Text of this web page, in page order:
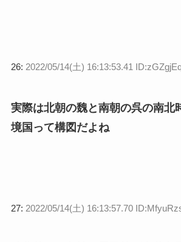
26: 2022/05/14(土) 16:13:53.41
実際は北朝の魏と南朝の呉の南北
境国って構図だよね
27: 2022/05/14(土) 16:13:57.70